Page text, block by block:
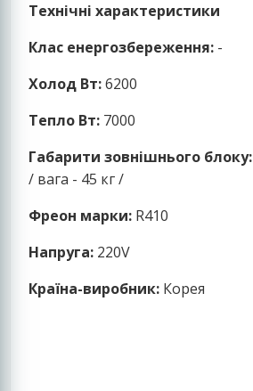
Технічні характеристики
Клас енергозбереження: -
Холод Вт:6200
Тепло Вт: 7000
Габарити зовнішнього блоку:
/ вага - 45 кг /
Фреон марки: R410
Напруга: 220V
Країна-виробник: Корея